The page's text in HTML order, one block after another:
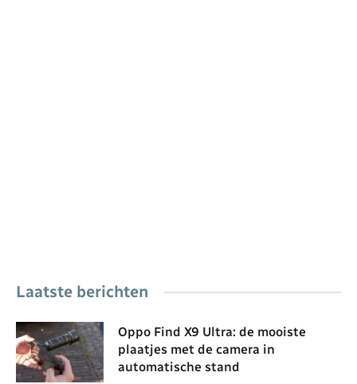
Laatste berichten
Oppo Find X9 Ultra: de mooiste
plaatjes met de camera in
automatische stand